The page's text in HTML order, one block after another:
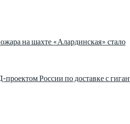
на шахте «Алардинская» стало
России по доставке с